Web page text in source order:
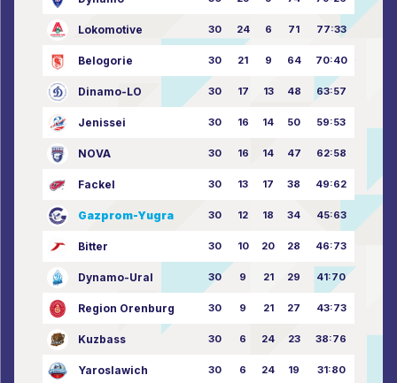
Lokomotive 30 24 6 71 77:33
Belogorie 30 21 9 64 70:40
Dinamo-LO 30 17 13 48 63:57
Jenissei 30 16 14 50 59:53
NOVA 30 16 14 47 62:58
Fackel 30 13 17 38 49:62
Gazprom-Yugra 30 12 18 34 45:63
Bitter 30 10 20 28 46:73
Dynamo-Ural 30 9 21 29 41:70
Region Orenburg 30 9 21 27 43:73
Kuzbass 30 6 24 23 38:76
Yaroslawich 30 6 24 19 31:80